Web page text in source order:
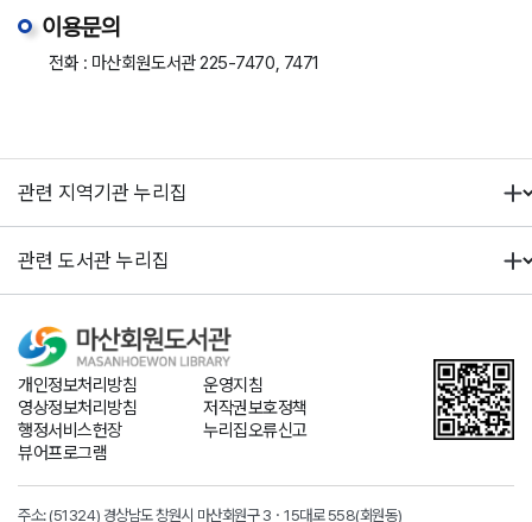
이용문의
전화 : 마산회원도서관 225-7470, 7471
개인정보처리방침
운영지침
영상정보처리방침
저작권보호정책
행정서비스헌장
누리집오류신고
뷰어프로그램
주소: (51324) 경상남도 창원시 마산회원구 3ㆍ15대로 558(회원동)